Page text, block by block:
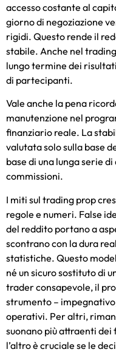
accesso costante al
giorno di negoziazione
rigidi. Questo rende il
stabile. Anche nel
lungo termine dei
di partecipanti.
Vale anche la pena
manutenzione nel
finanziario reale. La
valutata solo sulla base
base di una lunga serie
commissioni.
I miti sul trading prop
regole e numeri. False
del reddito portano a
scontrano con la dura
statistiche. Questo
né un sicuro sostituto di
trader consapevole, il
strumento –
operativi. Per altri,
suonano più attraenti dei
l’altro è cruciale se le